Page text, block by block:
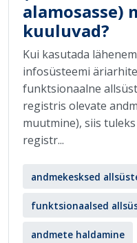
alamosasse)
kuuluvad?
Kui kasutada
infosüsteemi
funktsionaalne
registris olevate
muutmine), siis
registr...
andmekesksed
funktsionaalsed
andmete haldamine